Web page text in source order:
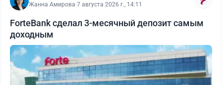
Жанна Амирова·7 августа 2026 г., 14:11
ForteBank сделал 3-месячный депозит самым
доходным